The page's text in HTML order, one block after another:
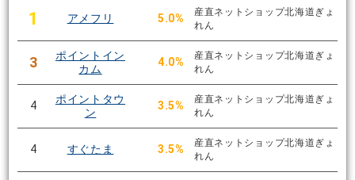
1 アメフリ 5.0%
産直ネットショップ北海道ぎょ
れん
3
ポイントイン
カム
4.0%
産直ネットショップ北海道ぎょ
れん
4
ポイントタウ
ン
3.5%
産直ネットショップ北海道ぎょ
れん
4 すぐたま 3.5%
産直ネットショップ北海道ぎょ
れん